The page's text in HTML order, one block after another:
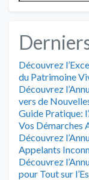
Découvrez
du Patrimoine
Découvrez
vers de
Guide Pratique:
Vos Démarches
Découvrez
Appelants
Découvrez
pour Tout sur